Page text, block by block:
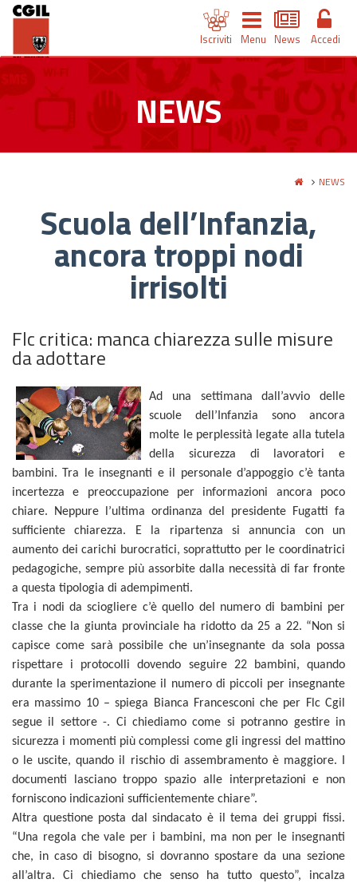
Iscriviti Menu News Accedi
NEWS
NEWS
Scuola dell’Infanzia,
ancora troppi nodi
irrisolti
Flc critica: manca chiarezza sulle misure
da adottare
Ad una settimana dall’avvio delle
scuole dell’Infanzia sono ancora
molte le perplessità legate alla tutela
della sicurezza di lavoratori e
bambini. Tra le insegnanti e il personale d’appoggio c’è tanta
incertezza e preoccupazione per informazioni ancora poco
chiare. Neppure l’ultima ordinanza del presidente Fugatti fa
sufficiente chiarezza. E la ripartenza si annuncia con un
aumento dei carichi burocratici, soprattutto per le coordinatrici
pedagogiche, sempre più assorbite dalla necessità di far fronte
a questa tipologia di adempimenti.
Tra i nodi da sciogliere c’è quello del numero di bambini per
classe che la giunta provinciale ha ridotto da 25 a 22. “Non si
capisce come sarà possibile che un’insegnante da sola possa
rispettare i protocolli dovendo seguire 22 bambini, quando
durante la sperimentazione il numero di piccoli per insegnante
era massimo 10 – spiega Bianca Francesconi che per Flc Cgil
segue il settore -. Ci chiediamo come si potranno gestire in
sicurezza i momenti più complessi come gli ingressi del mattino
o le uscite, quando il rischio di assembramento è maggiore. I
documenti lasciano troppo spazio alle interpretazioni e non
forniscono indicazioni sufficientemente chiare”.
Altra questione posta dal sindacato è il tema dei gruppi fissi.
“Una regola che vale per i bambini, ma non per le insegnanti
che, in caso di bisogno, si dovranno spostare da una sezione
all’altra. Ci chiediamo che senso ha tutto questo”, incalza